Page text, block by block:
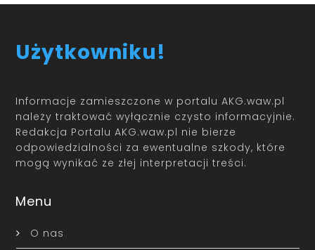
Użytkowniku!
Informacje zamieszczone w portalu AKG.waw.pl
należy traktować wyłącznie czysto informacyjnie.
Redakcja Portalu AKG.waw.pl nie bierze
odpowiedzialności za ewentualne szkody, które
mogą wynikać ze złej interpretacji treści.
Menu
O nas